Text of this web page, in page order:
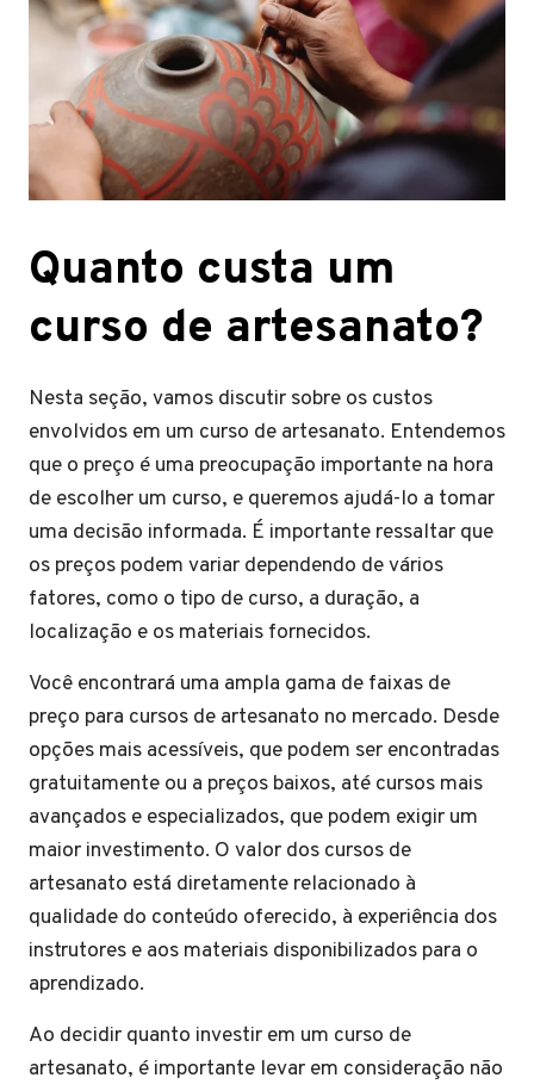
Quanto custa um
curso de artesanato?
Nesta seção, vamos discutir sobre os custos
envolvidos em um curso de artesanato. Entendemos
que o preço é uma preocupação importante na hora
de escolher um curso, e queremos ajudá-lo a tomar
uma decisão informada. É importante ressaltar que
os preços podem variar dependendo de vários
fatores, como o tipo de curso, a duração, a
localização e os materiais fornecidos.
Você encontrará uma ampla gama de faixas de
preço para cursos de artesanato no mercado. Desde
opções mais acessíveis, que podem ser encontradas
gratuitamente ou a preços baixos, até cursos mais
avançados e especializados, que podem exigir um
maior investimento. O valor dos cursos de
artesanato está diretamente relacionado à
qualidade do conteúdo oferecido, à experiência dos
instrutores e aos materiais disponibilizados para o
aprendizado.
Ao decidir quanto investir em um curso de
artesanato, é importante levar em consideração não